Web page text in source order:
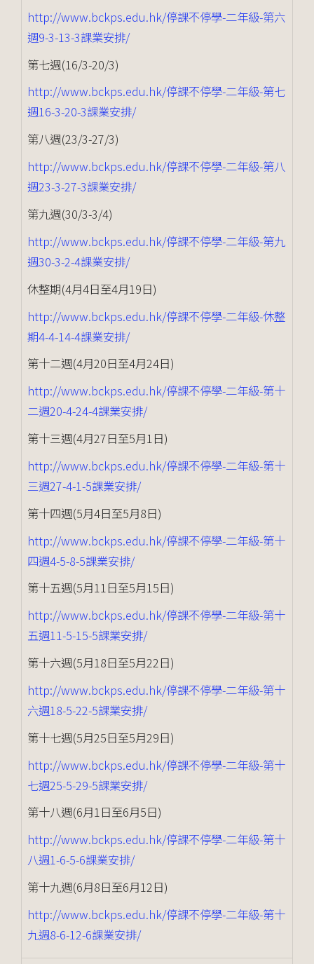
http://www.bckps.edu.hk/停課不停學-二年級-第六
週9-3-13-3課業安排/
第七週(16/3-20/3)
http://www.bckps.edu.hk/停課不停學-二年級-第七
週16-3-20-3課業安排/
第八週(23/3-27/3)
http://www.bckps.edu.hk/停課不停學-二年級-第八
週23-3-27-3課業安排/
第九週(30/3-3/4)
http://www.bckps.edu.hk/停課不停學-二年級-第九
週30-3-2-4課業安排/
休整期(4月4日至4月19日)
http://www.bckps.edu.hk/停課不停學-二年級-休整
期4-4-14-4課業安排/
第十二週(4月20日至4月24日)
http://www.bckps.edu.hk/停課不停學-二年級-第十
二週20-4-24-4課業安排/
第十三週(4月27日至5月1日)
http://www.bckps.edu.hk/停課不停學-二年級-第十
三週27-4-1-5課業安排/
第十四週(5月4日至5月8日)
http://www.bckps.edu.hk/停課不停學-二年級-第十
四週4-5-8-5課業安排/
第十五週(5月11日至5月15日)
http://www.bckps.edu.hk/停課不停學-二年級-第十
五週11-5-15-5課業安排/
第十六週(5月18日至5月22日)
http://www.bckps.edu.hk/停課不停學-二年級-第十
六週18-5-22-5課業安排/
第十七週(5月25日至5月29日)
http://www.bckps.edu.hk/停課不停學-二年級-第十
七週25-5-29-5課業安排/
第十八週(6月1日至6月5日)
http://www.bckps.edu.hk/停課不停學-二年級-第十
八週1-6-5-6課業安排/
第十九週(6月8日至6月12日)
http://www.bckps.edu.hk/停課不停學-二年級-第十
九週8-6-12-6課業安排/